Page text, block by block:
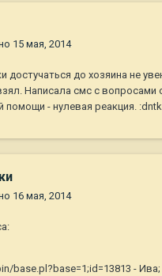
15 мая, 2014
достучаться до хозяина не
Написала смс с вопросами
- нулевая реакция.
16 мая, 2014
base.pl?base=1;id=13813 - Ива;